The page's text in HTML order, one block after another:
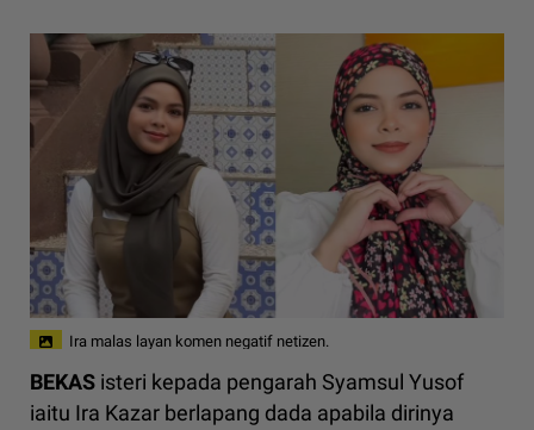
Ira malas layan komen negatif netizen.
BEKAS isteri kepada pengarah Syamsul Yusof
iaitu Ira Kazar berlapang dada apabila dirinya